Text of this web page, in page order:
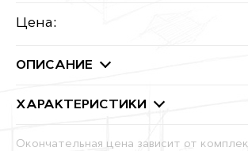
Цена:
ОПИСАНИЕ
ХАРАКТЕРИСТИКИ
Окончательная цена зависит от